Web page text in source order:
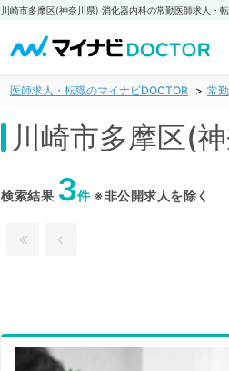
医師求人・転職のマイナビDOCTOR 常
川崎市多摩区(
検索結果 3件※非公開求人を除く